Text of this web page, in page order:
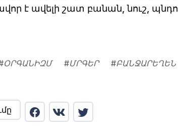
է ավելի շատ բանան, նուշ,
ՕՐԳԱՆԻԶՄ #ՄՐԳԵՐ #ԲԱՆՋԱՐԵՂԵՆ